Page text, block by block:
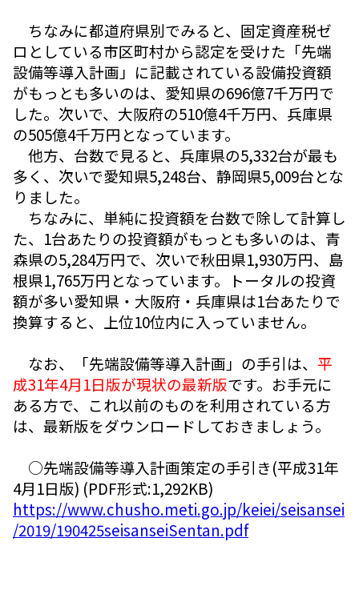
ちなみに都道府県別でみると、固定資産税ゼ
ロとしている市区町村から認定を受けた「先端
設備等導入計画」に記載されている設備投資額
がもっとも多いのは、愛知県の696億7千万円で
した。次いで、大阪府の510億4千万円、兵庫県
の505億4千万円となっています。
他方、台数で見ると、兵庫県の5,332台が最も
多く、次いで愛知県5,248台、静岡県5,009台とな
りました。
ちなみに、単純に投資額を台数で除して計算し
た、1台あたりの投資額がもっとも多いのは、青
森県の5,284万円で、次いで秋田県1,930万円、島
根県1,765万円となっています。トータルの投資
額が多い愛知県・大阪府・兵庫県は1台あたりで
換算すると、上位10位内に入っていません。
なお、「先端設備等導入計画」の手引は、 平
成31年4月1日版が現状の最新版です。お手元に
ある方で、これ以前のものを利用されている方
は、最新版をダウンロードしておきましょう。
○先端設備等導入計画策定の手引き(平成31年
4月1日版) (PDF形式:1,292KB)
https://www.chusho.meti.go.jp/keiei/seisansei
/2019/190425seisanseiSentan.pdf